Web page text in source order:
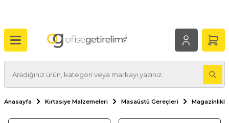
Anasayfa Kırtasiye Malzemeleri Masaüstü Gereçleri